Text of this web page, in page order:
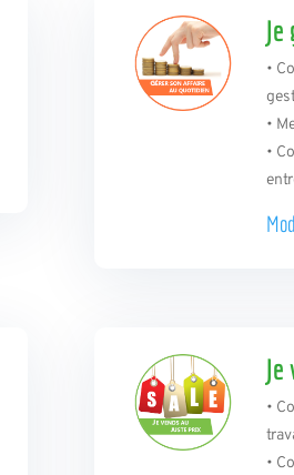
•
•
•
•
•